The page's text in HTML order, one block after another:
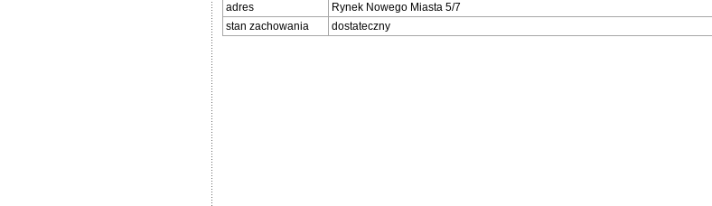
adres
Rynek Nowego Miasta 5/7
stan zachowania
dostateczny